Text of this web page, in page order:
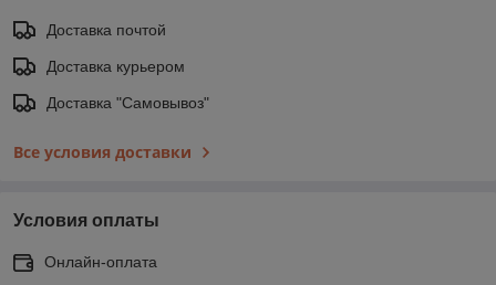
Доставка почтой
Доставка курьером
Доставка "Самовывоз"
Все условия доставки
Условия оплаты
Онлайн-оплата